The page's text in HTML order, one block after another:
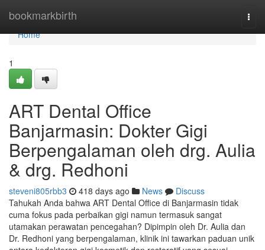
bookmarkbirth
Home
Home
1
ART Dental Office
Banjarmasin: Dokter Gigi
Berpengalaman oleh drg. Aulia
& drg. Redhoni
steveni805rbb3 418 days ago News
Discuss
Tahukah Anda bahwa ART Dental Office di Banjarmasin tidak
cuma fokus pada perbaikan gigi namun termasuk sangat
utamakan perawatan pencegahan? Dipimpin oleh Dr. Aulia dan
Dr. Redhoni yang berpengalaman, klinik ini tawarkan paduan unik